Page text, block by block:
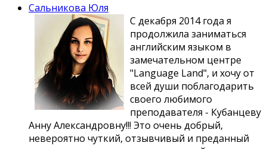
Nelson Mandela:
Иоганн Гете:
«A man who knows two
languages is worth
two men».
(French Proverb)
«Learning another language
is like becoming another
person».
«Language is power, life
Сальникова Юля
С декабря 2014 года я
продолжила заниматься
английским языком в
замечательном центре
"Language Land", и хочу от
всей души поблагодарить
своего любимого
преподавателя - Кубанцеву
Анну Александровну!!! Это очень добрый,
невероятно чуткий, отзывчивый и преданный